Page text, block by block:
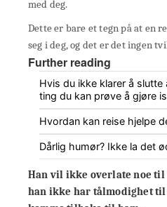
med deg.
Dette er bare et tegn på at en
seg i deg, og det er det ingen
Further reading
Hvis du ikke klarer å
ting du kan prøve å gjøre
Hvordan kan reise hjelpe
Dårlig humør? Ikke la det
Han vil ikke overlate noe
han ikke har tålmodighet til